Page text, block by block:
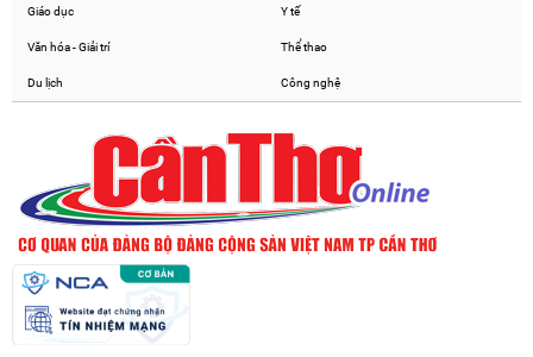
Giáo dục Y tế
Văn hóa - Giải trí Thể thao
Du lịch Công nghệ